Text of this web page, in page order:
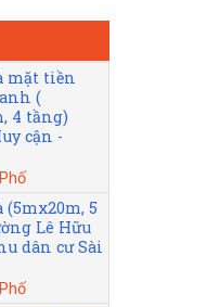
mặt tiền
(
4 tầng)
cận -
5
Lê Hữu
dân cư Sài